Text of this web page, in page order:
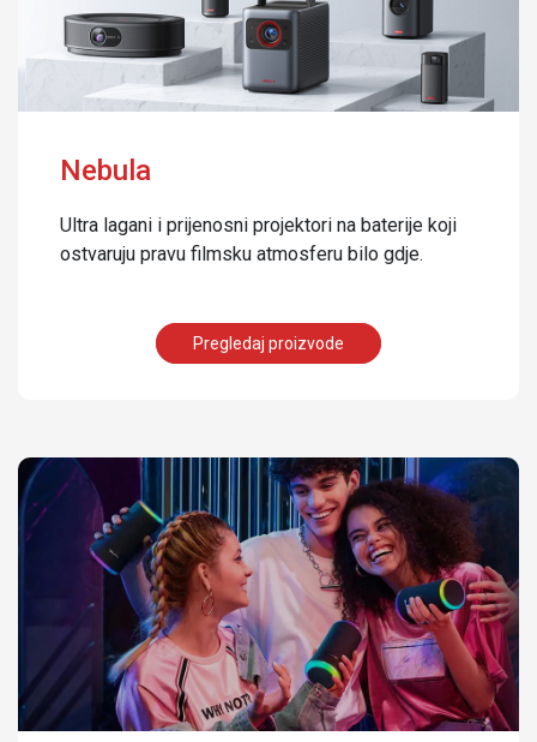
Nebula
Ultra lagani i prijenosni projektori na baterije koji
ostvaruju pravu filmsku atmosferu bilo gdje.
Pregledaj proizvode